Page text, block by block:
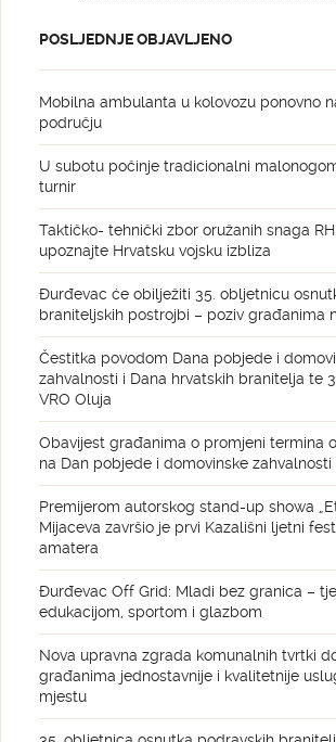
POSLJEDNJE OBJAVLJENO
Mobilna ambulanta u kolovozu ponovno
području
U subotu počinje tradicionalni
turnir
Taktičko- tehnički zbor oružanih snaga
upoznajte Hrvatsku vojsku izbliza
Đurđevac će obilježiti 35. obljetnicu
braniteljskih postrojbi – poziv građanima
Čestitka povodom Dana pobjede i
zahvalnosti i Dana hrvatskih branitelja te
VRO Oluja
Obavijest građanima o promjeni termina
na Dan pobjede i domovinske zahvalnosti
Premijerom autorskog stand-up showa
Mijaceva završio je prvi Kazališni ljetni
amatera
Đurđevac Off Grid: Mladi bez granica –
edukacijom, sportom i glazbom
Nova upravna zgrada komunalnih tvrtki
građanima jednostavnije i kvalitetnije
mjestu